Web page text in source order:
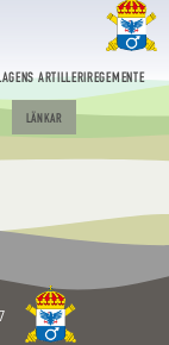
ARTILLERIREGEMENTE
LÄNKAR